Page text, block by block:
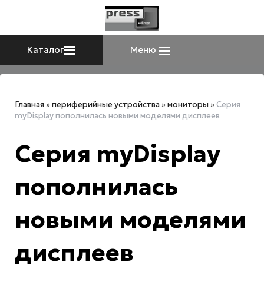
Каталог Меню
Главная »периферийные устройства »мониторы »Серия
myDisplay пополнилась новыми моделями дисплеев
Серия myDisplay
пополнилась
новыми моделями
дисплеев